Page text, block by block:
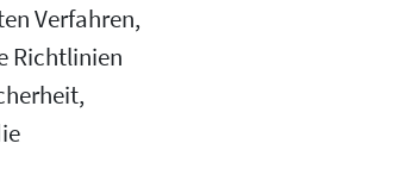
Verfahren,
Richtlinien